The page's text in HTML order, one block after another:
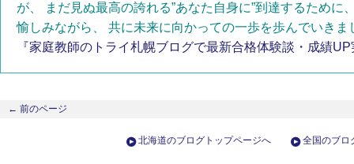
が、 まだ見ぬ最高の誇れる”あなた自身に”到達するために
愉しみながら、 共に未来に向かっての一歩を歩んでいきま
『家庭教師のトライ札幌ブログで最新合格体験談・成績
← 前のページ
北海道のブログトップページへ 全国のブロ